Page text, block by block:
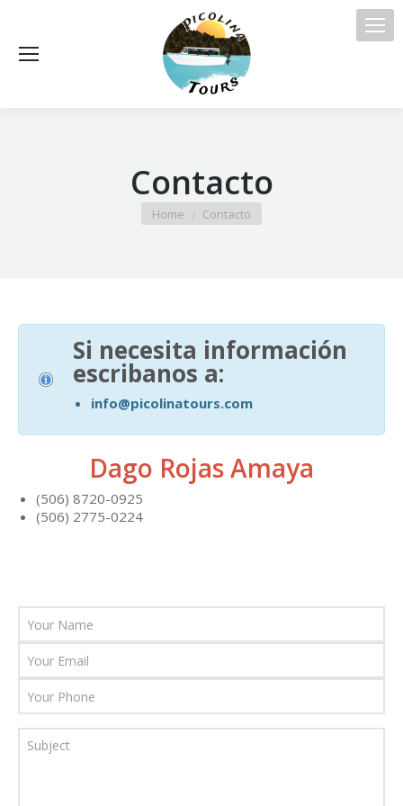
Contacto
You are here:
Home Contacto
Si necesita información
escribanos a:
info@picolinatours.com
Dago Rojas Amaya
(506) 8720-0925
(506) 2775-0224